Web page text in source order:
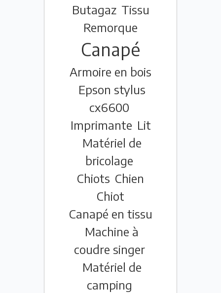
Butagaz Tissu
Remorque
Canapé
Armoire en bois
Epson stylus
cx6600
Imprimante Lit
Matériel de
bricolage
Chiots Chien
Chiot
Canapé en tissu
Machine à
coudre singer
Matériel de
camping